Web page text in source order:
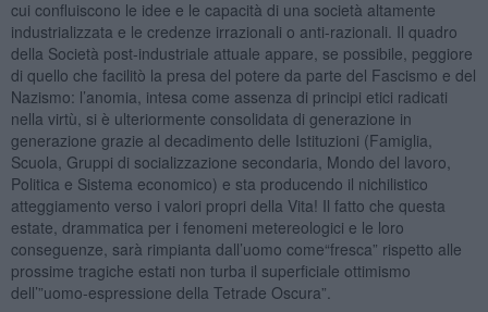
cui confluiscono le idee e le capacità di una società altamente
industrializzata e le credenze irrazionali o anti-razionali. Il quadro
della Società post-industriale attuale appare, se possibile, peggiore
di quello che facilitò la presa del potere da parte del Fascismo e del
Nazismo: l’anomia, intesa come assenza di principi etici radicati
nella virtù, si è ulteriormente consolidata di generazione in
generazione grazie al decadimento delle Istituzioni (Famiglia,
Scuola, Gruppi di socializzazione secondaria, Mondo del lavoro,
Politica e Sistema economico) e sta producendo il nichilistico
atteggiamento verso i valori propri della Vita! Il fatto che questa
estate, drammatica per i fenomeni metereologici e le loro
conseguenze, sarà rimpianta dall’uomo come“fresca” rispetto alle
prossime tragiche estati non turba il superficiale ottimismo
dell’”uomo-espressione della Tetrade Oscura”.